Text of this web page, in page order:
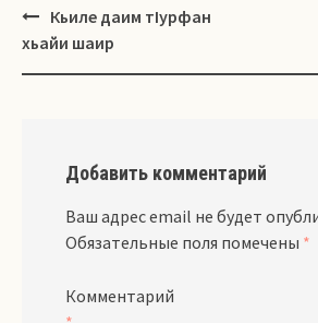
Навигация
Кьиле даим тIурфан
хьайи шаир
Добавить комментарий
Ваш адрес email не будет
Обязательные поля помечены *
Комментарий